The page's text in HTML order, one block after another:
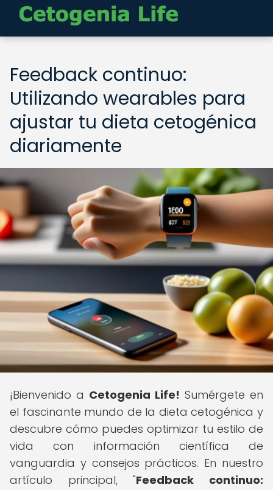
Feedback continuo:
Utilizando wearables para
ajustar tu dieta cetogénica
diariamente
¡Bienvenido a Cetogenia Life! Sumérgete en
el fascinante mundo de la dieta cetogénica y
descubre cómo puedes optimizar tu estilo de
vida con información científica de
vanguardia y consejos prácticos. En nuestro
artículo principal, "Feedback continuo: